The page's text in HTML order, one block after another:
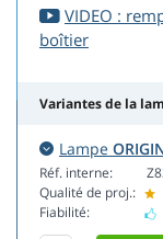
VIDEO :
boîtier
Variantes de la
Lampe
Réf. interne:
Qualité de proj.:
Fiabilité: